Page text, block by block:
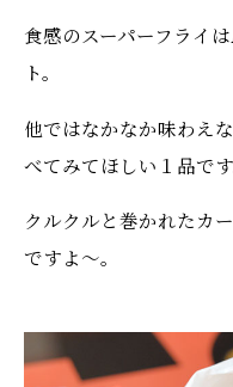
食感のスーパーフライ
ト。
他ではなかなか味わえ
べてみてほしい１品です
クルクルと巻かれたカ
ですよ〜。